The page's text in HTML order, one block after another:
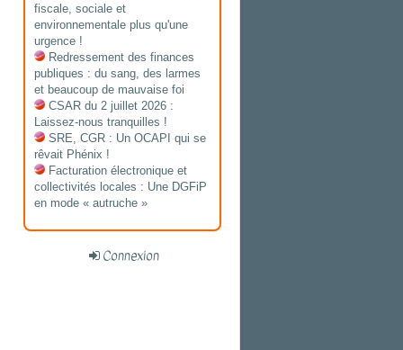
fiscale, sociale et
environnementale plus qu'une
urgence !
Redressement des finances
publiques : du sang, des larmes
et beaucoup de mauvaise foi
CSAR du 2 juillet 2026 :
Laissez-nous tranquilles !
SRE, CGR : Un OCAPI qui se
rêvait Phénix !
Facturation électronique et
collectivités locales : Une DGFiP
en mode « autruche »
Connexion